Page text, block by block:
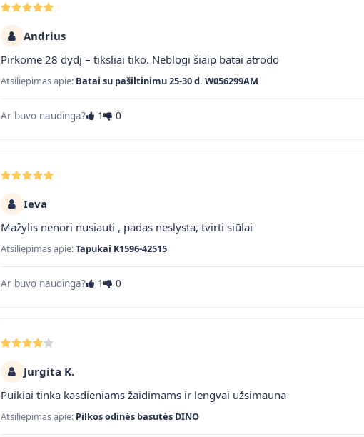
Andrius
Pirkome 28 dydį – tiksliai tiko. Neblogi šiaip batai atrodo
Atsiliepimas apie: Batai su pašiltinimu 25-30 d. W056299AM
Ar buvo naudinga? 1 0
Ieva
Mažylis nenori nusiauti , padas neslysta, tvirti siūlai
Atsiliepimas apie:Tapukai K1596-42515
Ar buvo naudinga? 1 0
Jurgita K.
Puikiai tinka kasdieniams žaidimams ir lengvai užsimauna
Atsiliepimas apie: Pilkos odinės basutės DINO